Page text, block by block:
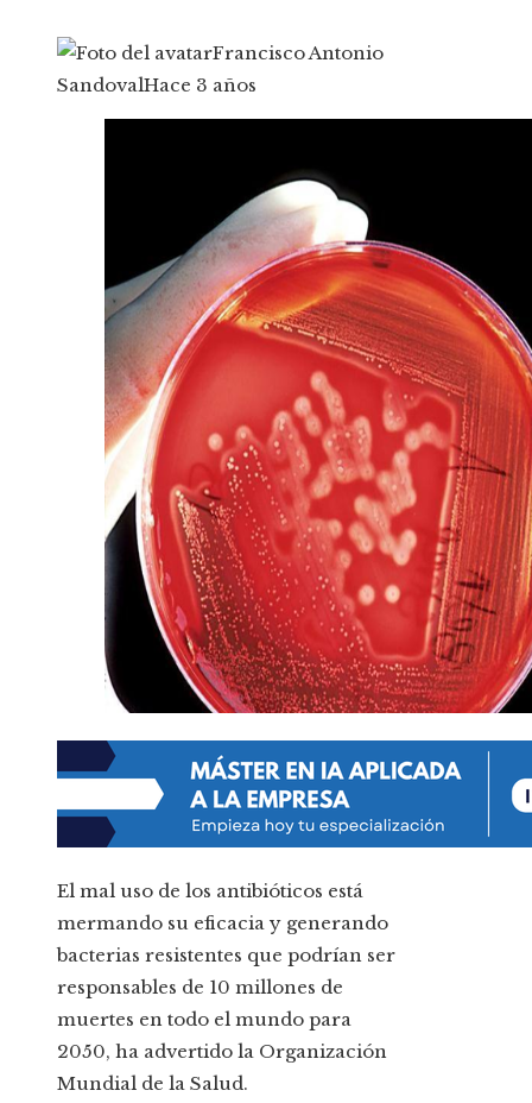
Francisco Antonio
SandovalHace 3 años
El mal uso de los antibióticos está
mermando su eficacia y generando
bacterias resistentes que podrían ser
responsables de 10 millones de
muertes en todo el mundo para
2050, ha advertido la Organización
Mundial de la Salud.